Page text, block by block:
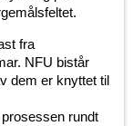
fra
NFU bistår
dem er knyttet til
rundt